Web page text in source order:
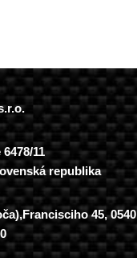
11
republika
45,